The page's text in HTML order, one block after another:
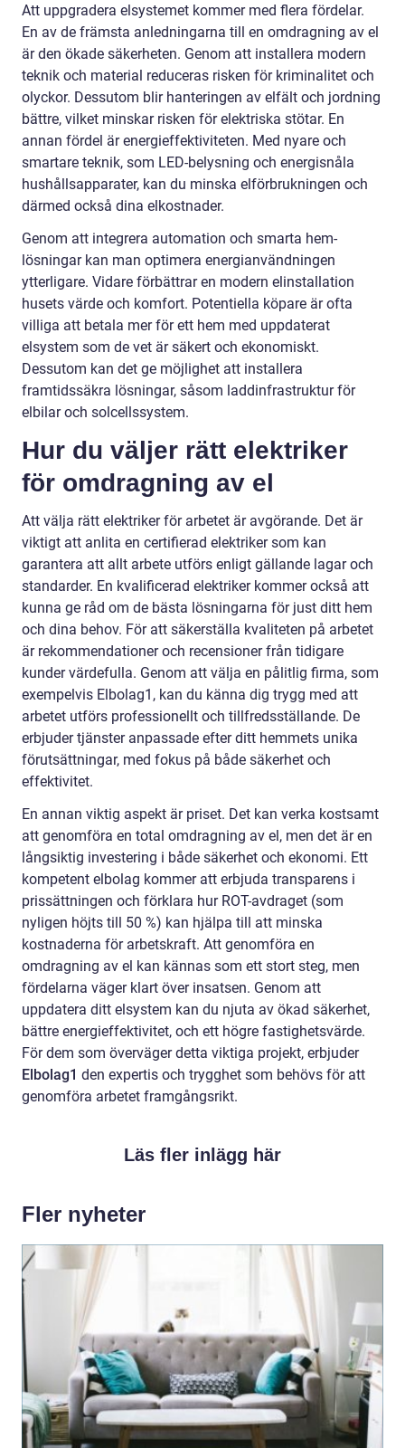
Att uppgradera elsystemet kommer med flera fördelar.
En av de främsta anledningarna till en omdragning av el
är den ökade säkerheten. Genom att installera modern
teknik och material reduceras risken för kriminalitet och
olyckor. Dessutom blir hanteringen av elfält och jordning
bättre, vilket minskar risken för elektriska stötar. En
annan fördel är energieffektiviteten. Med nyare och
smartare teknik, som LED-belysning och energisnåla
hushållsapparater, kan du minska elförbrukningen och
därmed också dina elkostnader.
Genom att integrera automation och smarta hem-
lösningar kan man optimera energianvändningen
ytterligare. Vidare förbättrar en modern elinstallation
husets värde och komfort. Potentiella köpare är ofta
villiga att betala mer för ett hem med uppdaterat
elsystem som de vet är säkert och ekonomiskt.
Dessutom kan det ge möjlighet att installera
framtidssäkra lösningar, såsom laddinfrastruktur för
elbilar och solcellssystem.
Hur du väljer rätt elektriker
för omdragning av el
Att välja rätt elektriker för arbetet är avgörande. Det är
viktigt att anlita en certifierad elektriker som kan
garantera att allt arbete utförs enligt gällande lagar och
standarder. En kvalificerad elektriker kommer också att
kunna ge råd om de bästa lösningarna för just ditt hem
och dina behov. För att säkerställa kvaliteten på arbetet
är rekommendationer och recensioner från tidigare
kunder värdefulla. Genom att välja en pålitlig firma, som
exempelvis Elbolag1, kan du känna dig trygg med att
arbetet utförs professionellt och tillfredsställande. De
erbjuder tjänster anpassade efter ditt hemmets unika
förutsättningar, med fokus på både säkerhet och
effektivitet.
En annan viktig aspekt är priset. Det kan verka kostsamt
att genomföra en total omdragning av el, men det är en
långsiktig investering i både säkerhet och ekonomi. Ett
kompetent elbolag kommer att erbjuda transparens i
prissättningen och förklara hur ROT-avdraget (som
nyligen höjts till 50 %) kan hjälpa till att minska
kostnaderna för arbetskraft. Att genomföra en
omdragning av el kan kännas som ett stort steg, men
fördelarna väger klart över insatsen. Genom att
uppdatera ditt elsystem kan du njuta av ökad säkerhet,
bättre energieffektivitet, och ett högre fastighetsvärde.
För dem som överväger detta viktiga projekt, erbjuder
Elbolag1 den expertis och trygghet som behövs för att
genomföra arbetet framgångsrikt.
Läs fler inlägg här
Fler nyheter